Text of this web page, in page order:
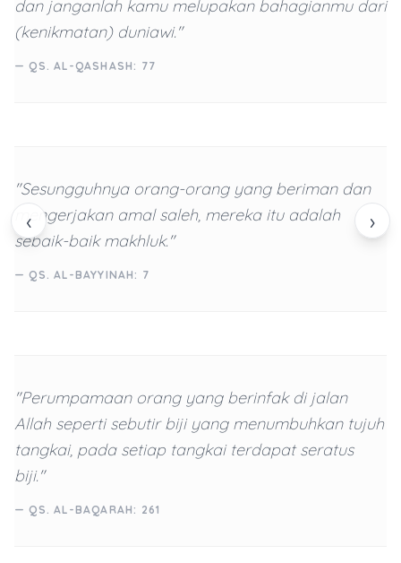
‹ ›
dan janganlah kamu melupakan bahagianmu dari
(kenikmatan) duniawi."
— QS. AL-QASHASH: 77
"Sesungguhnya orang-orang yang beriman dan
mengerjakan amal saleh, mereka itu adalah
sebaik-baik makhluk."
— QS. AL-BAYYINAH: 7
"Perumpamaan orang yang berinfak di jalan
Allah seperti sebutir biji yang menumbuhkan tujuh
tangkai, pada setiap tangkai terdapat seratus
biji."
— QS. AL-BAQARAH: 261